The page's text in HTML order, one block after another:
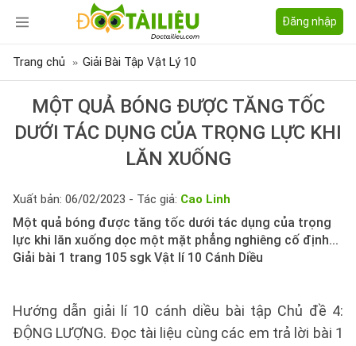
Đăng nhập
Trang chủ Giải Bài Tập Vật Lý 10
MỘT QUẢ BÓNG ĐƯỢC TĂNG TỐC
DƯỚI TÁC DỤNG CỦA TRỌNG LỰC KHI
LĂN XUỐNG
Xuất bản: 06/02/2023 - Tác giả: Cao Linh
Một quả bóng được tăng tốc dưới tác dụng của trọng
lực khi lăn xuống dọc một mặt phẳng nghiêng cố định...
Giải bài 1 trang 105 sgk Vật lí 10 Cánh Diều
Hướng dẫn giải lí 10 cánh diều bài tập Chủ đề 4:
ĐỘNG LƯỢNG. Đọc tài liệu cùng các em trả lời bài 1